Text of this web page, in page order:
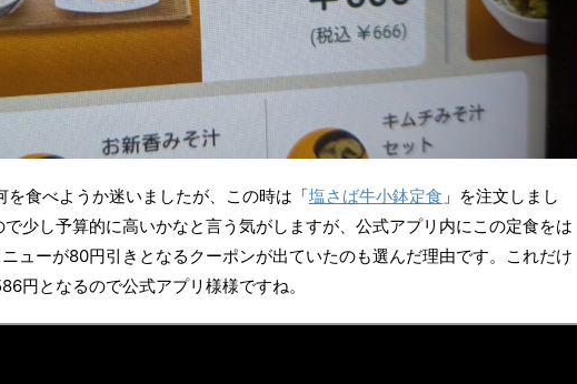
を食べようか迷いましたが、この時は「塩さば牛小鉢定食 」を注文しまし
少し予算的に高いかなと言う気がしますが、公式アプリ内にこの定食をは
ューが80円引きとなるクーポンが出ていたのも選んだ理由です。これだけ
円となるので公式アプリ様様ですね。